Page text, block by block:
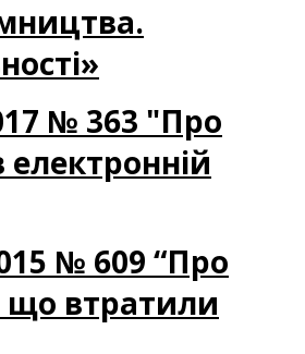
№ 363 "Про
№ 609 “Про
що втратили